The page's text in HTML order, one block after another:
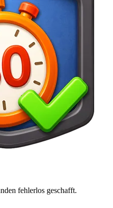
fehlerlos geschafft.